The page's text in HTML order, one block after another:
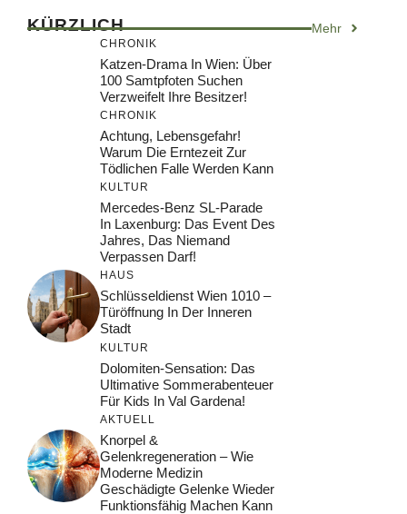
KÜRZLICH Mehr
CHRONIK
Katzen-Drama In Wien: Über
100 Samtpfoten Suchen
Verzweifelt Ihre Besitzer!
CHRONIK
Achtung, Lebensgefahr!
Warum Die Erntezeit Zur
Tödlichen Falle Werden Kann
KULTUR
Mercedes-Benz SL-Parade
In Laxenburg: Das Event Des
Jahres, Das Niemand
Verpassen Darf!
HAUS
Schlüsseldienst Wien 1010 –
Türöffnung In Der Inneren
Stadt
KULTUR
Dolomiten-Sensation: Das
Ultimative Sommerabenteuer
Für Kids In Val Gardena!
AKTUELL
Knorpel &
Gelenkregeneration – Wie
Moderne Medizin
Geschädigte Gelenke Wieder
Funktionsfähig Machen Kann